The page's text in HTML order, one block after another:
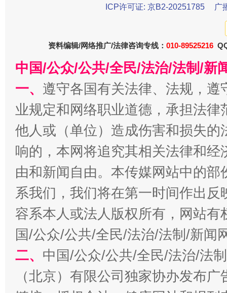
东山县通报“牛蛙产品抗生素超标问题” 法
揭开“小金库”的免责幌子
ICP许可证: 京B2-20251785
广
资料编辑/网络推广/法律咨询专线： 010-89525216
中国/公众/公共/全民/法治/法制/新
一、 遵守各国有关法律、法规，
业规定和网络职业道德，承担法
他人或（单位）造成伤害和损失
响的，本网将追究其相关法律和
由和新闻自由。本传媒网站中的
系我们，我们将在第一时间作出
容系本人或法人版权所有，网站
国/公众/公共/全民/法治/法制/新闻
二、 中国/公众/公共/全民/法治/法
（北京）有限公司独家协办发布